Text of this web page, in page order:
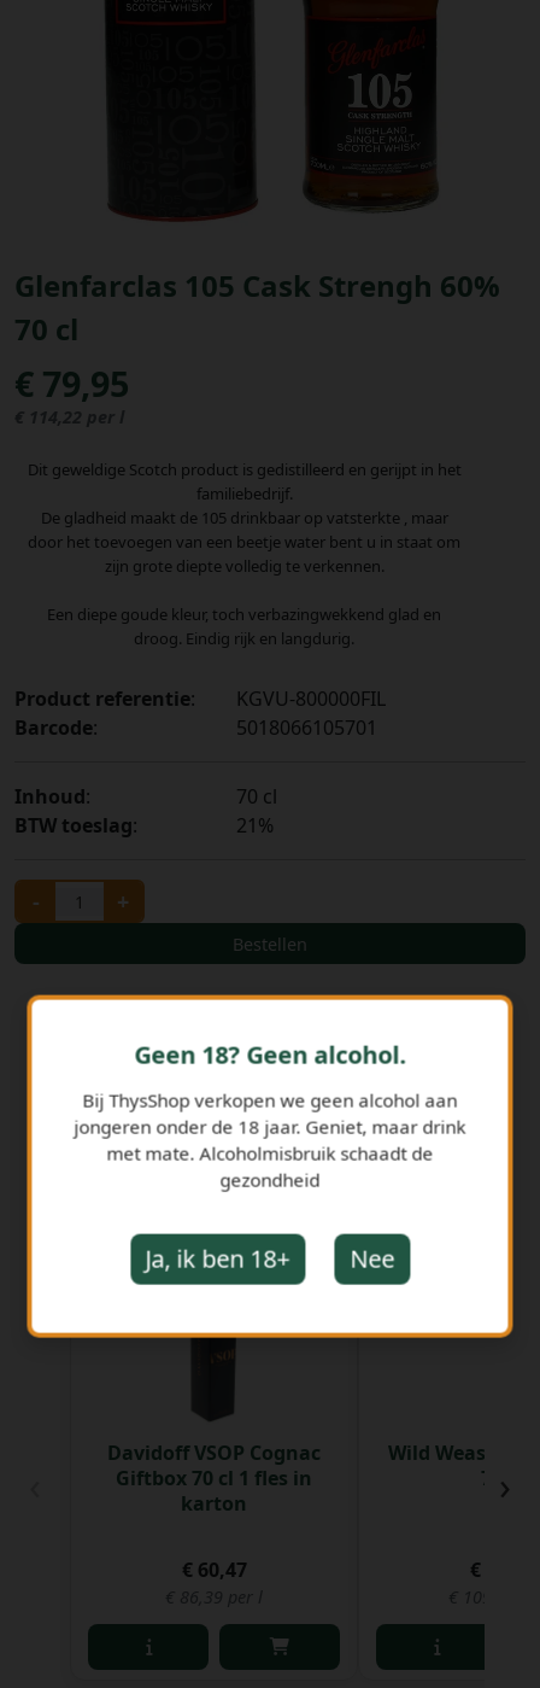
Glenfarclas 105 Cask Strengh 60%
70 cl
€ 79,95
€ 114,22 per l
Dit geweldige Scotch product is gedistilleerd en gerijpt in het
familiebedrijf.
De gladheid maakt de 105 drinkbaar op vatsterkte , maar
door het toevoegen van een beetje water bent u in staat om
zijn grote diepte volledig te verkennen.
Een diepe goude kleur, toch verbazingwekkend glad en
droog. Eindig rijk en langdurig.
Product referentie:
KGVU-800000FIL
Barcode: 5018066105701
Inhoud:
70 cl
BTW toeslag: 21%
- +
Bestellen
GERELATEERDE PRODUCTEN
Davidoff VSOP Cognac
Giftbox 70 cl 1 fles in
karton
€ 60,47
€ 86,39 per l
Wild Weasel
70 cl
€ 76,99
€ 109,99
›
Geen 18? Geen alcohol.
Bij ThysShop verkopen we geen alcohol aan
jongeren onder de 18 jaar. Geniet, maar drink
met mate. Alcoholmisbruik schaadt de
gezondheid
Ja, ik ben 18+ Nee